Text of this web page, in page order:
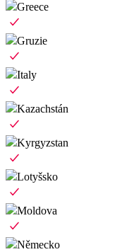
Greece
Gruzie
Italy
Kazachstán
Kyrgyzstan
Lotyšsko
Moldova
Německo